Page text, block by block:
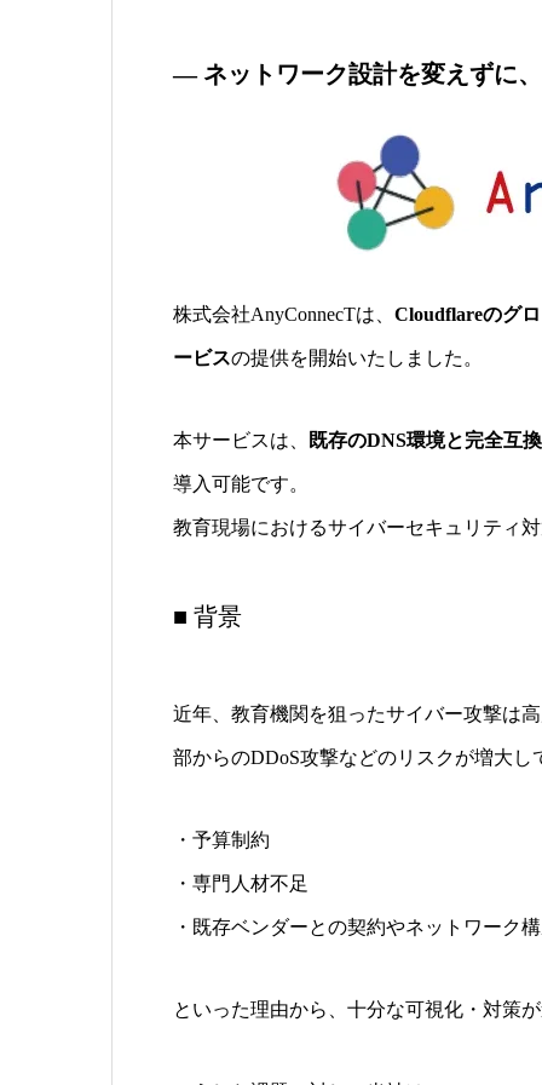
― ネットワーク設計を変えずに
株式会社AnyConnecTは、 Cloudflareのグ
ービスの提供を開始いたしました。
本サービスは、 既存のDNS環境と完全互換
導入可能です。
教育現場におけるサイバーセキュリティ
■ 背景
近年、教育機関を狙ったサイバー攻撃は
部からのDDoS攻撃などのリスクが増大し
・予算制約
・専門人材不足
・既存ベンダーとの契約やネットワーク
といった理由から、十分な可視化・対策